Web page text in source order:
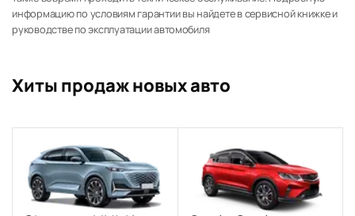
информацию по условиям гарантии вы найдете в сервисной книжке и
руководстве по эксплуатации автомобиля
Хиты продаж новых авто